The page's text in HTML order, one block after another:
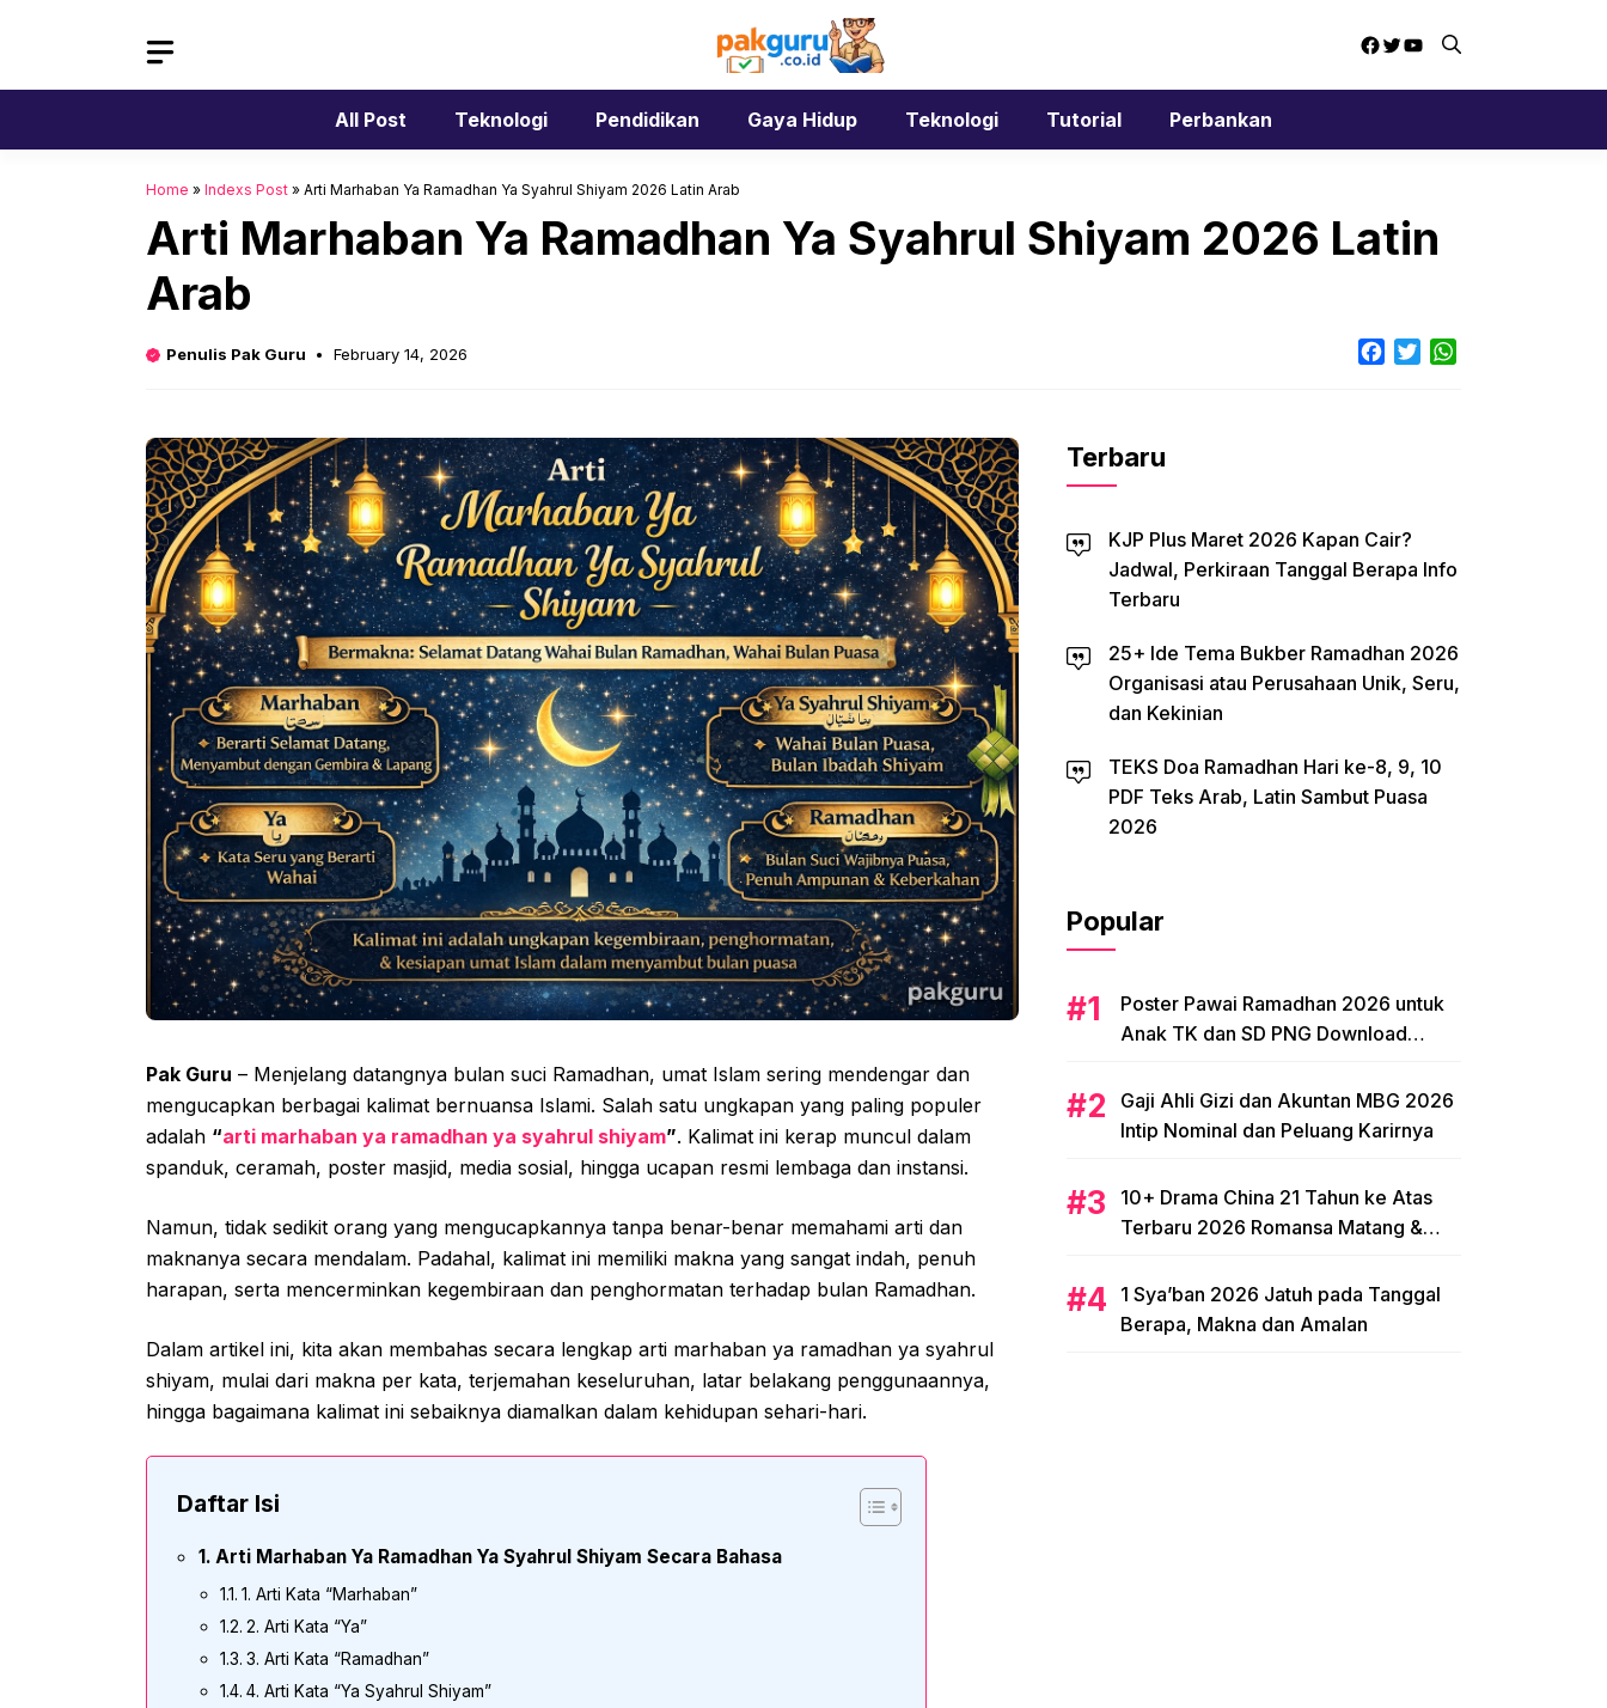
Facebook
Twitter
YouTube
All Post Teknologi Pendidikan Gaya Hidup Teknologi Tutorial Perbankan
Home » Indexs Post » Arti Marhaban Ya Ramadhan Ya Syahrul Shiyam 2026 Latin Arab
Arti Marhaban Ya Ramadhan Ya Syahrul Shiyam 2026 Latin
Arab
Penulis Pak Guru February 14, 2026 Facebook
Twitter
Pak Guru – Menjelang datangnya bulan suci Ramadhan, umat Islam sering mendengar dan
mengucapkan berbagai kalimat bernuansa Islami. Salah satu ungkapan yang paling populer
adalah “arti marhaban ya ramadhan ya syahrul shiyam”. Kalimat ini kerap muncul dalam
spanduk, ceramah, poster masjid, media sosial, hingga ucapan resmi lembaga dan instansi.
Namun, tidak sedikit orang yang mengucapkannya tanpa benar-benar memahami arti dan
maknanya secara mendalam. Padahal, kalimat ini memiliki makna yang sangat indah, penuh
harapan, serta mencerminkan kegembiraan dan penghormatan terhadap bulan Ramadhan.
Dalam artikel ini, kita akan membahas secara lengkap arti marhaban ya ramadhan ya syahrul
shiyam, mulai dari makna per kata, terjemahan keseluruhan, latar belakang penggunaannya,
hingga bagaimana kalimat ini sebaiknya diamalkan dalam kehidupan sehari-hari.
Daftar Isi
Arti Marhaban Ya Ramadhan Ya Syahrul Shiyam Secara Bahasa
1. Arti Kata “Marhaban”
2. Arti Kata “Ya”
3. Arti Kata “Ramadhan”
4. Arti Kata “Ya Syahrul Shiyam”
Terbaru
KJP Plus Maret 2026 Kapan Cair?
Jadwal, Perkiraan Tanggal Berapa Info
Terbaru
25+ Ide Tema Bukber Ramadhan 2026
Organisasi atau Perusahaan Unik, Seru,
dan Kekinian
TEKS Doa Ramadhan Hari ke-8, 9, 10
PDF Teks Arab, Latin Sambut Puasa
2026
Popular
Poster Pawai Ramadhan 2026 untuk
Anak TK dan SD PNG Download
Gaji Ahli Gizi dan Akuntan MBG 2026
Intip Nominal dan Peluang Karirnya
10+ Drama China 21 Tahun ke Atas
Terbaru 2026 Romansa Matang &
1 Sya’ban 2026 Jatuh pada Tanggal
Berapa, Makna dan Amalan